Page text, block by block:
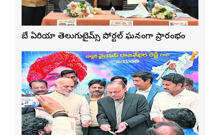
బే ఏరియా తెలుగుటైమ్స్ పోర్టల్ ఘనంగా ప్రారంభం